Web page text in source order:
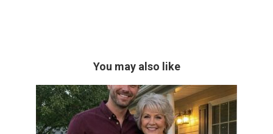
You may also like